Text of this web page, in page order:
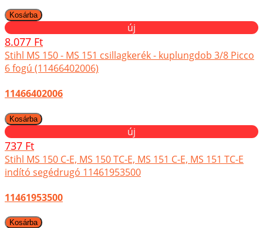
új
8.077 Ft
Stihl MS 150 - MS 151 csillagkerék - kuplungdob 3/8 Picco
6 fogú (11466402006)
11466402006
új
737 Ft
Stihl MS 150 C-E, MS 150 TC-E, MS 151 C-E, MS 151 TC-E
indító segédrugó 11461953500
11461953500